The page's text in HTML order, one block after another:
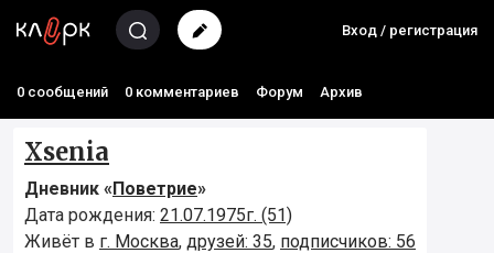
Вход / регистрация
0 сообщений 0 комментариев Форум Архив
Xsenia
Дневник «Поветрие»
Дата рождения: 21.07.1975г. (51)
Живёт в г. Москва, друзей: 35, подписчиков: 56